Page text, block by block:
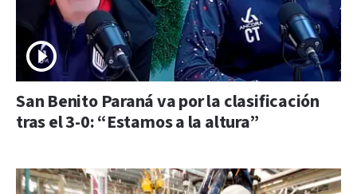
San Benito Paraná va por la clasificación
tras el 3-0: “Estamos a la altura”